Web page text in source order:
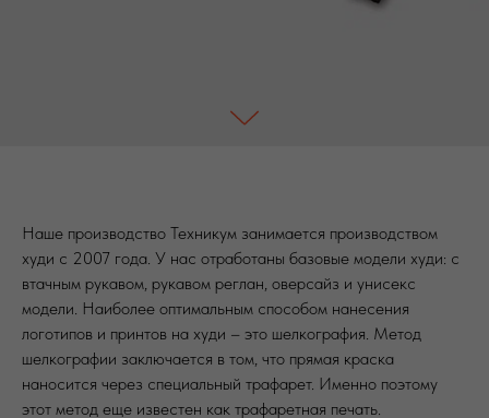
Наше производство Техникум занимается производством
худи с 2007 года. У нас отработаны базовые модели худи: с
втачным рукавом, рукавом реглан, оверсайз и унисекс
модели. Наиболее оптимальным способом нанесения
логотипов и принтов на худи – это шелкография. Метод
шелкографии заключается в том, что прямая краска
наносится через специальный трафарет. Именно поэтому
этот метод еще известен как трафаретная печать.